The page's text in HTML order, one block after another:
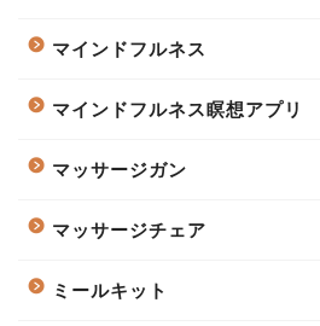
マインドフルネス
マインドフルネス瞑想アプリ
マッサージガン
マッサージチェア
ミールキット